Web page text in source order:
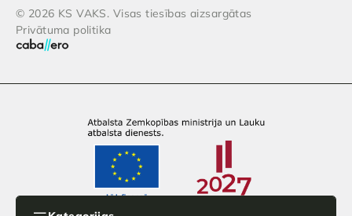
© 2026 KS VAKS. Visas tiesības aizsargātas
Privātuma politika